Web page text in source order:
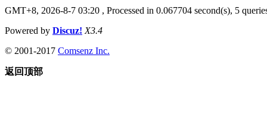
GMT+8, 2026-8-7 03:20 , Processed in 0.067704 second(s), 5
Powered by Discuz! X3.4
© 2001-2017 Comsenz Inc.
返回顶部